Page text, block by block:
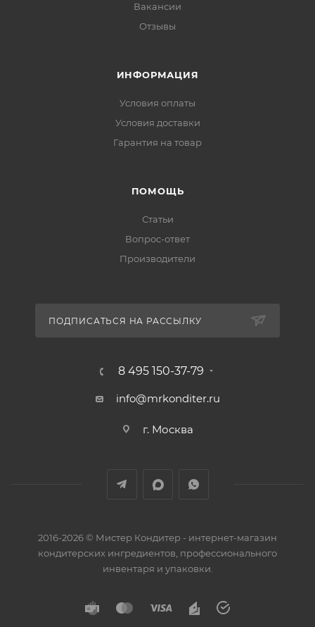
Вакансии
Отзывы
ИНФОРМАЦИЯ
Условия оплаты
Условия доставки
Гарантия на товар
ПОМОЩЬ
Статьи
Вопрос-ответ
Производители
ПОДПИСАТЬСЯ НА РАССЫЛКУ
8 495 150-37-79
info@mrkonditer.ru
г. Москва
2016-2026 © Мистер Кондитер - интернет-магазин
кондитерских ингредиентов, профессионального
инвентаря и упаковки.